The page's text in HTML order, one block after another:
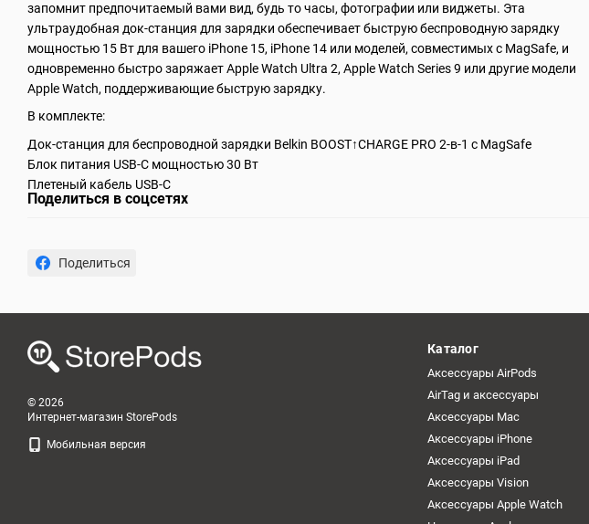
запомнит предпочитаемый вами вид, будь то часы, фотографии или виджеты. Эта
ультраудобная док-станция для зарядки обеспечивает быструю беспроводную зарядку
мощностью 15 Вт для вашего iPhone 15, iPhone 14 или моделей, совместимых с MagSafe, и
одновременно быстро заряжает Apple Watch Ultra 2, Apple Watch Series 9 или другие модели
Apple Watch, поддерживающие быструю зарядку.
В комплекте:
Док-станция для беспроводной зарядки Belkin BOOST↑CHARGE PRO 2-в-1 с MagSafe
Блок питания USB-C мощностью 30 Вт
Плетеный кабель USB-C
Поделиться в соцсетях
Поделиться
© 2026
Интернет-магазин StorePods
Мобильная версия
Каталог
Аксессуары AirPods
AirTag и аксессуары
Аксессуары Mac
Аксессуары iPhone
Аксессуары iPad
Аксессуары Vision
Аксессуары Apple Watch